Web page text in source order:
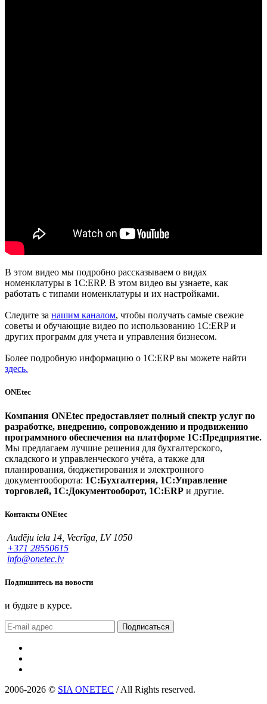
В этом видео мы подробно рассказываем о видах
номенклатуры в 1С:ERP. В этом видео вы узнаете, как
работать с типами номенклатуры и их настройками.
Следите за нашим каналом, чтобы получать самые свежие
советы и обучающие видео по использованию 1С:ERP и
других программ для учета и управления бизнесом.
Более подробную информацию о 1С:ERP вы можете найти
здесь.
ONEtec
Компания ONEtec предоставляет полный спектр услуг по
разработке, внедрению, сопровождению и продвижению
программного обеспечения на платформе 1С:Предприятие.
Мы предлагаем лучшие решения для бухгалтерского,
складского и управленческого учёта, а также для
планирования, бюджетирования и электронного
документооборота: 1С:Бухгалтерия, 1С:Управление
торговлей, 1С:Документооборот, 1С:ERP и другие.
Контакты ONEtec
Audēju iela 14, Vecrīga, LV 1050
+371 28550615
info@onetec.lv
Подпишитесь на новости
и будьте в курсе.
Подписаться
2006-2026 © SIA ONETEC / All Rights reserved.